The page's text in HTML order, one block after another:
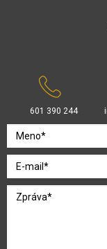
601 390 244